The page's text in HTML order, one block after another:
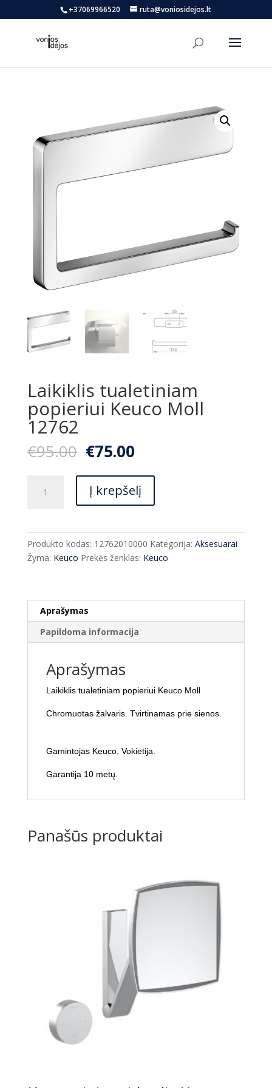
+37069966520 ruta@voniosidejos.lt
Laikiklis tualetiniam
popieriui Keuco Moll
12762
€95.00 Original
price
was:
€95.00.
€75.00Current
is:
€75.00.
kiekis:
popieriui
Keuco
Moll
Į krepšelį
Produkto kodas: 12762010000 Kategorija: Aksesuarai
Žyma: Keuco Prekės ženklas: Keuco
Aprašymas
Papildoma informacija
Aprašymas
Laikiklis tualetiniam popieriui Keuco Moll
Chromuotas žalvaris. Tvirtinamas prie sienos.
Gamintojas Keuco, Vokietija.
Garantija 10 metų.
Panašūs produktai